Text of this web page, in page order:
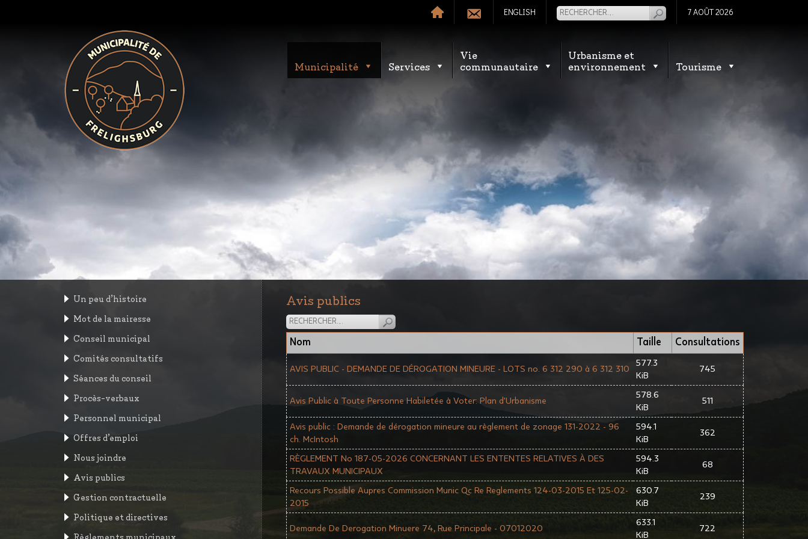
ENGLISH 7 AOÛT 2026
Municipalité Services
Vie
communautaire
Urbanisme et
environnement
Tourisme
Avis publics
Nom Taille Consultations
AVIS PUBLIC - DEMANDE DE DÉROGATION MINEURE - LOTS no. 6 312 290 à 6 312 310
577.3
KiB
745
Avis Public à Toute Personne Habiletée à Voter: Plan d'Urbanisme
578.6
KiB
511
Avis public : Demande de dérogation mineure au règlement de zonage 131-2022 - 96
ch. McIntosh
594.1
KiB
362
RÈGLEMENT No 187-05-2026 CONCERNANT LES ENTENTES RELATIVES À DES
TRAVAUX MUNICIPAUX
594.3
KiB
68
Recours Possible Aupres Commission Munic Qc Re Reglements 124-03-2015 Et 125-02-
2015
630.7
KiB
239
Demande De Derogation Minuere 74, Rue Principale - 07012020
633.1
KiB
722
Un peu d’histoire
Mot de la mairesse
Conseil municipal
Comités consultatifs
Séances du conseil
Procès-verbaux
Personnel municipal
Offres d’emploi
Nous joindre
Avis publics
Gestion contractuelle
Politique et directives
Règlements municipaux